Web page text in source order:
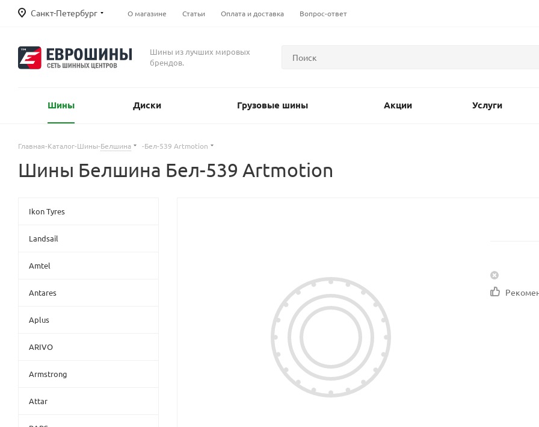
Санкт-Петербург О магазине Статьи Оплата и доставка Вопрос-ответ
Шины из лучших мировых
брендов.
Шины Диски Грузовые шины Акции Услуги
Главная-Каталог-Шины-Белшина -Бел-539 Artmotion
Шины Белшина Бел-539 Artmotion
Ikon Tyres
Landsail
Amtel
Antares
Aplus
ARIVO
Armstrong
Attar